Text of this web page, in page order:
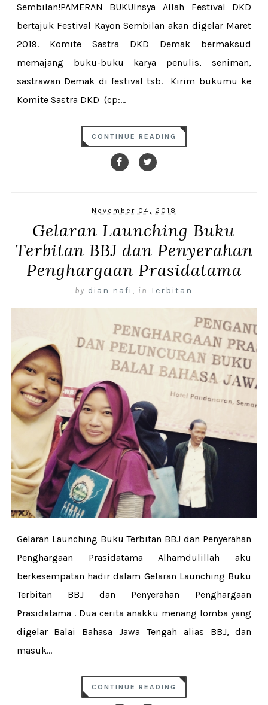
Sembilan!PAMERAN BUKUInsya Allah Festival DKD
bertajuk Festival Kayon Sembilan akan digelar Maret
2019. Komite Sastra DKD Demak bermaksud
memajang buku-buku karya penulis, seniman,
sastrawan Demak di festival tsb. Kirim bukumu ke
Komite Sastra DKD (cp:...
CONTINUE READING
November 04, 2018
Gelaran Launching Buku
Terbitan BBJ dan Penyerahan
Penghargaan Prasidatama
by dian nafi , in Terbitan
Gelaran Launching Buku Terbitan BBJ dan Penyerahan
Penghargaan Prasidatama Alhamdulillah aku
berkesempatan hadir dalam Gelaran Launching Buku
Terbitan BBJ dan Penyerahan Penghargaan
Prasidatama . Dua cerita anakku menang lomba yang
digelar Balai Bahasa Jawa Tengah alias BBJ, dan
masuk...
CONTINUE READING